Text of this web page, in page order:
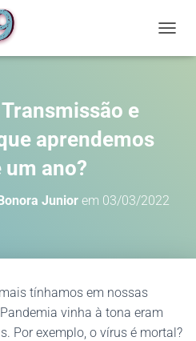
ferramentas
e
aprendemos
um ano?
Juniorem 03/03/2022
tínhamos em nossas
vinha à tona eram
Por exemplo, o vírus é mortal?